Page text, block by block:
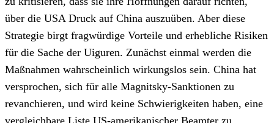
über die USA Druck auf China auszuüben. Aber diese
Strategie birgt fragwürdige Vorteile und erhebliche Risiken
für die Sache der Uiguren. Zunächst einmal werden die
Maßnahmen wahrscheinlich wirkungslos sein. China hat
versprochen, sich für alle Magnitsky-Sanktionen zu
revanchieren, und wird keine Schwierigkeiten haben, eine